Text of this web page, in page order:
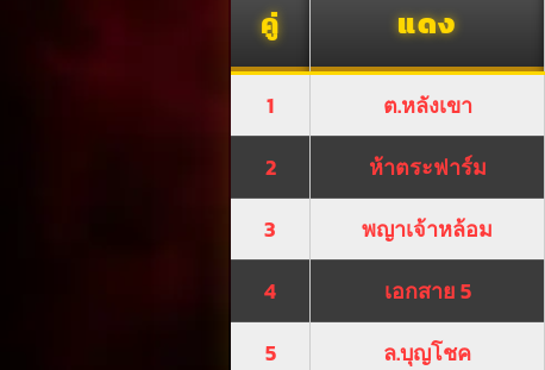
คู่ แดง
1 ต.หลังเขา
2
ห้าตระฟาร์ม
3
พญาเจ้าหล้อม
4
เอกสาย 5
5
ล.บุญโชค